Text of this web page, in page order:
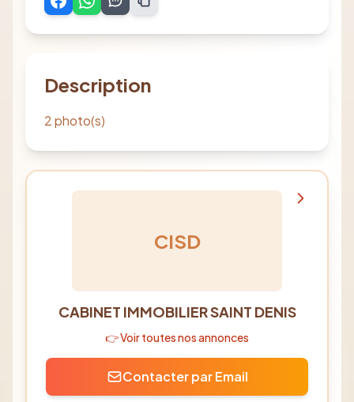
Description
2 photo(s)
CISD
CABINET IMMOBILIER SAINT DENIS
👉 Voir toutes nos annonces
Contacter par Email